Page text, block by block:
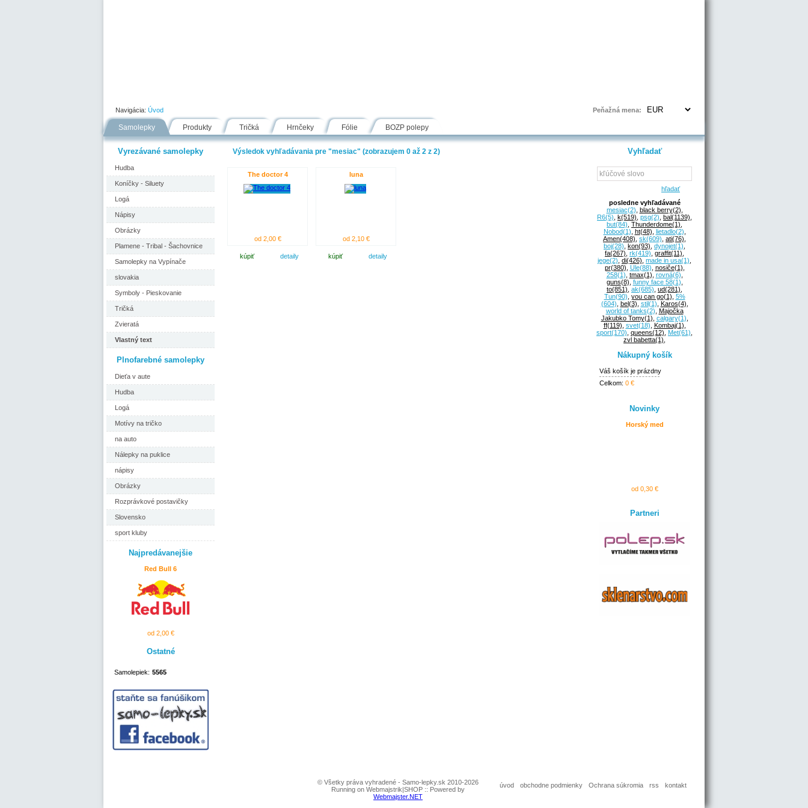
Navigácia: Úvod Peňažná mena:
Samolepky Produkty Tričká Hrnčeky Fólie BOZP polepy
Vyrezávané samolepky
Hudba
Koníčky - Siluety
Logá
Nápisy
Obrázky
Plamene - Tribal - Šachovnice
Samolepky na Vypínače
slovakia
Symboly - Pieskovanie
Tričká
Zvieratá
Vlastný text
Plnofarebné samolepky
Dieťa v aute
Hudba
Logá
Motívy na tričko
na auto
Nálepky na puklice
nápisy
Obrázky
Rozprávkové postavičky
Slovensko
sport kluby
Najpredávanejšie
Red Bull 6
od 2,00 €
Ostatné
Samolepiek: 5565
Výsledok vyhľadávania pre "mesiac" (zobrazujem 0 až 2 z 2)
The doctor 4
od 2,00 €
kúpiť detaily
luna
od 2,10 €
kúpiť detaily
Vyhľadať
hľadať
posledne vyhľadávané
mesiac(2) black berry(2)
R6(5) k(519) psg(2) bal(1139)
but(84) Thunderdome(1)
Nobod(1) ht(48) lietadlo(2)
Amen(408) sk(609) ati(76)
boj(28) kon(93) dynojet(1)
fa(267) rk(419) graffit(11)
jege(2) di(426) made in usa(1)
pr(380) Ule(88) nosiče(1)
258(1) tmax(1) rovná(6)
guns(8) funny face 58(1)
to(851) ak(685) ud(281)
Tun(90) you can go(1) 5%
(604) bel(3) stil(1) Karos(4)
world of tanks(2) Majočka
Jakubko Tomy(1) calgary(1)
ff(119) svet(18) Kombaj(1)
sport(170) queens(12) Met(61)
zvl babetta(1)
Nákupný košík
Váš košík je prázdny
Celkom: 0 €
Novinky
Horský med
od 0,30 €
Partneri
© Všetky práva vyhradené - Samo-lepky.sk 2010-2026
Running on Webmajstrik|SHOP :: Powered by
Webmajster.NET
úvod obchodne podmienky Ochrana súkromia rss kontakt